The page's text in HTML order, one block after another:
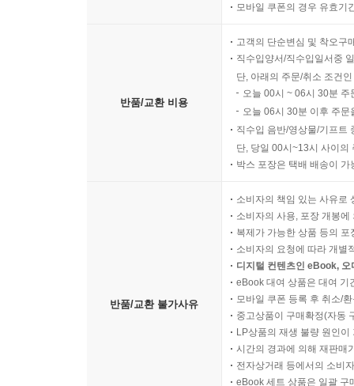
모바일 쿠폰의 경우 유효기
반품/교환 비용
고객의 단순변심 및 착오구
직수입양서/직수입일서중
단, 아래의 주문/취소 조건
오늘 00시 ~ 06시 30분
오늘 06시 30분 이후 주
직수입 음반/영상물/기프트
단, 당일 00시~13시 사이의
박스 포장은 택배 배송이
반품/교환 불가사유
소비자의 책임 있는 사유로
소비자의 사용, 포장 개봉
복제가 가능한 상품 등의
소비자의 요청에 따라 개별
디지털 컨텐츠인 eBook,
eBook 대여 상품은 대여 기
모바일 쿠폰 등록 후 취소/
중고상품이 구매확정(자동
LP상품의 재생 불량 원인
시간의 경과에 의해 재판매
전자상거래 등에서의 소비
eBook 세트 상품은 일괄 구